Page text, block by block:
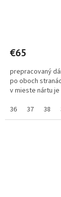
€65
prepracovaný
po oboch
v mieste nártu
36
37 38